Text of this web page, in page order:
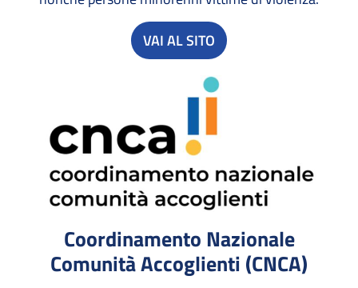
VAI AL SITO
Coordinamento Nazionale
Comunità Accoglienti (CNCA)